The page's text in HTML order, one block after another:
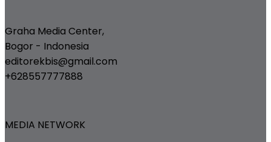
Graha Media Center,
Bogor - Indonesia
editorekbis@gmail.com
+628557777888
MEDIA NETWORK